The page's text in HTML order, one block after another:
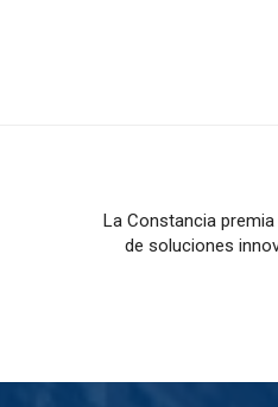
La Constancia
de soluciones